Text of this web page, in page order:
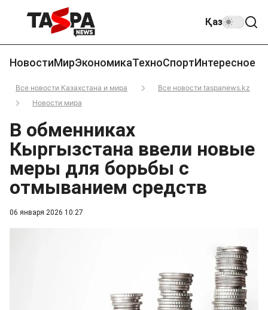
Қаз
НовостиМирЭкономикаТехноСпортИнтересное
Все новости Казахстана и мира
Все новости taspanews.kz
Новости мира
06 января 2026 10:27
В обменниках
Кыргызстана ввели новые
меры для борьбы с
отмыванием средств